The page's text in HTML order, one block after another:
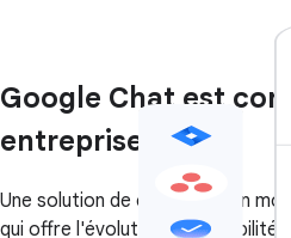
Google Chat est
entreprises
Une solution de collaboration
qui offre l'évolutivité, la flexibilité